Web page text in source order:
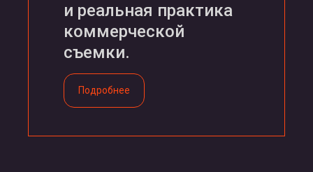
и реальная практика
коммерческой
съемки.
Подробнее